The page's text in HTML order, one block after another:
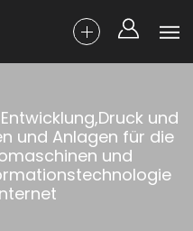
und
und Anlagen für die
und